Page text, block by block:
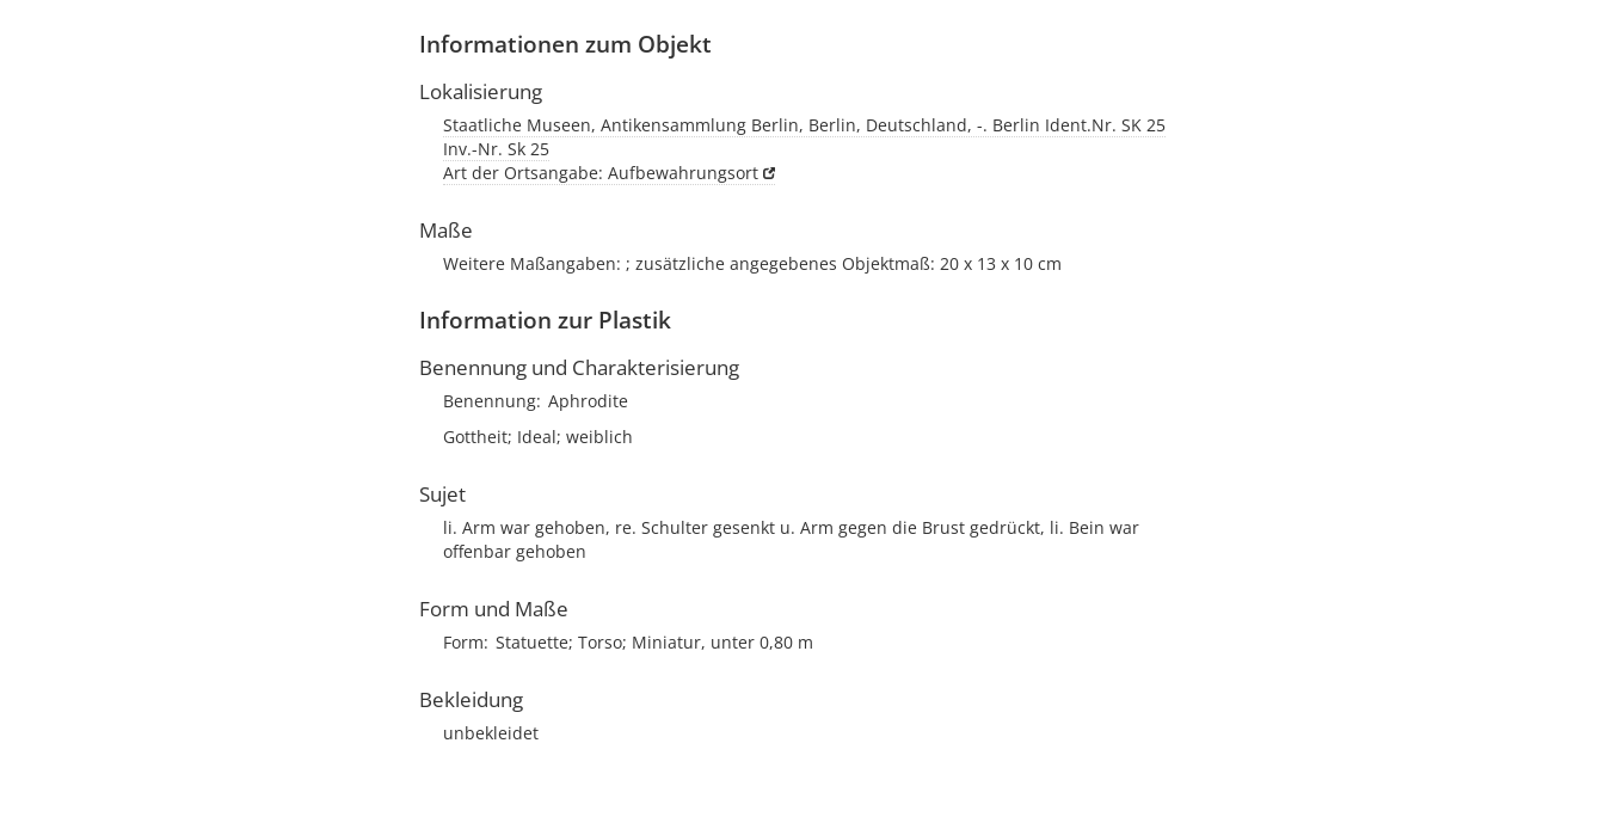
Informationen zum Objekt
Lokalisierung
Staatliche Museen, Antikensammlung Berlin, Berlin, Deutschland, -. Berlin Ident.Nr. SK 25
Inv.-Nr. Sk 25
Art der Ortsangabe: Aufbewahrungsort
Maße
Weitere Maßangaben: ; zusätzliche angegebenes Objektmaß: 20 x 13 x 10 cm
Information zur Plastik
Benennung und Charakterisierung
Benennung Aphrodite
Gottheit; Ideal; weiblich
Sujet
li. Arm war gehoben, re. Schulter gesenkt u. Arm gegen die Brust gedrückt, li. Bein war
offenbar gehoben
Form und Maße
Form Statuette; Torso; Miniatur, unter 0,80 m
Bekleidung
unbekleidet